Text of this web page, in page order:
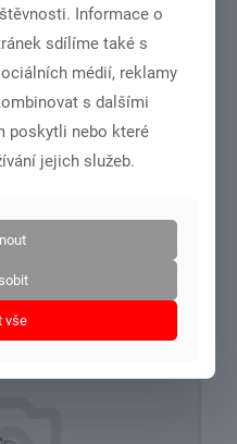
Informace o
sdílíme také s
médií, reklamy
s dalšími
poskytli nebo které
jejich služeb.
vše